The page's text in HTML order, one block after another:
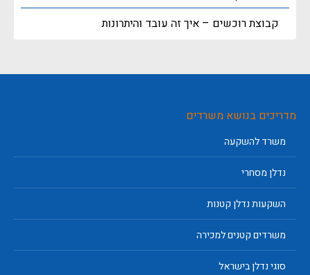
קבוצת רוכשים – איך זה עובד והיתרונות
מדריכים בנושא משרדים
משרד להשקעה
נדלן מסחרי
השקעות נדלן קטנות
משרדים קטנים למכירה
סוגי נדלן בישראל